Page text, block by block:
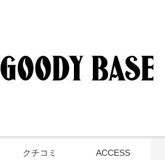
クチコミ ACCESS